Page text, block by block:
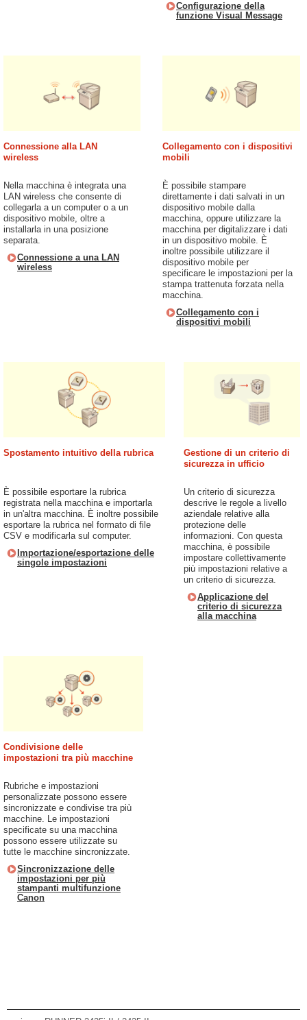
Configurazione della
funzione Visual Message
Connessione alla LAN
wireless
Collegamento con i dispositivi
mobili
Nella macchina è integrata una
LAN wireless che consente di
collegarla a un computer o a un
dispositivo mobile, oltre a
installarla in una posizione
separata.
Connessione a una LAN
wireless
È possibile stampare
direttamente i dati salvati in un
dispositivo mobile dalla
macchina, oppure utilizzare la
macchina per digitalizzare i dati
in un dispositivo mobile. È
inoltre possibile utilizzare il
dispositivo mobile per
specificare le impostazioni per la
stampa trattenuta forzata nella
macchina.
Collegamento con i
dispositivi mobili
Spostamento intuitivo della rubrica
Gestione di un criterio di
sicurezza in ufficio
È possibile esportare la rubrica
registrata nella macchina e importarla
in un'altra macchina. È inoltre possibile
esportare la rubrica nel formato di file
CSV e modificarla sul computer.
Importazione/esportazione delle
singole impostazioni
Un criterio di sicurezza
descrive le regole a livello
aziendale relative alla
protezione delle
informazioni. Con questa
macchina, è possibile
impostare collettivamente
più impostazioni relative a
un criterio di sicurezza.
Applicazione del
criterio di sicurezza
alla macchina
Condivisione delle
impostazioni tra più macchine
Rubriche e impostazioni
personalizzate possono essere
sincronizzate e condivise tra più
macchine. Le impostazioni
specificate su una macchina
possono essere utilizzate su
tutte le macchine sincronizzate.
Sincronizzazione delle
impostazioni per più
stampanti multifunzione
Canon